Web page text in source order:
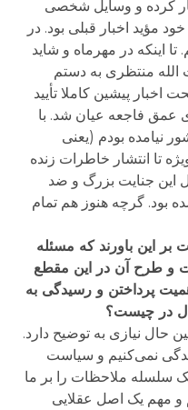
کرده و وسایل شخصی
مؤید اخبار قبلی بود. در
اینکه در مهرماه و شاید
الله منتظری به دستم
اخبار پیشین کاملا تأیید
عمق فاجعه عیان شد. با
نیامده بودم (یعنی
ویژه تا انتشار خاطرات زنده
این جنایت بزرگ و ضد
بود. گرچه هنوز هم تمام
بر این باورند که مسئله
طرح آن در این مقطع
پرداختن و رسیدگی به
در چیست؟
حال نیازی به توضیح دارد.
نمی‌کنیم و سیاست
سلسله ملاحظات را بر ما
و مهم یک اصل عقلایی